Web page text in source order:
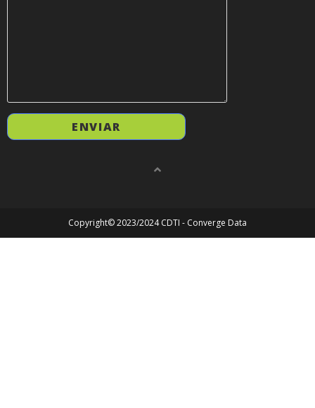
Copyright© 2023/2024 CDTI - Converge Data